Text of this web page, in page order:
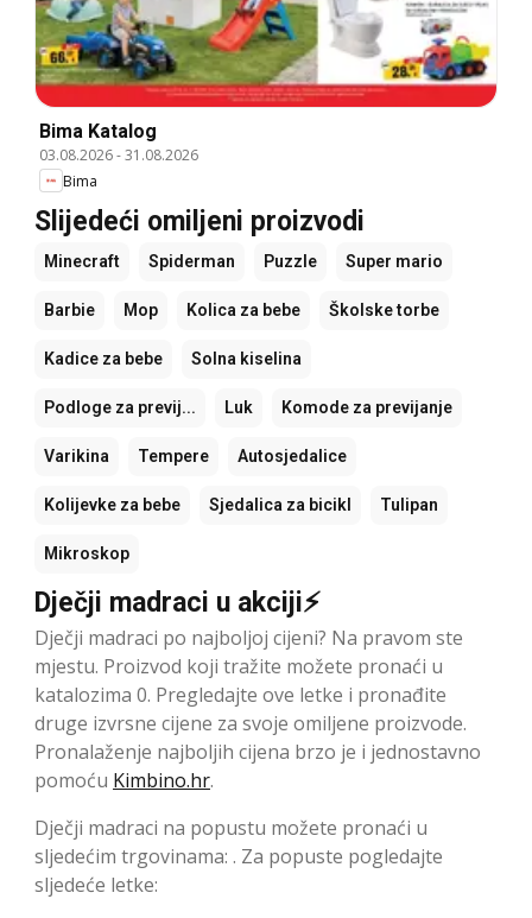
Bima Katalog
03.08.2026-31.08.2026
Bima
Slijedeći omiljeni proizvodi
Minecraft Spiderman Puzzle Super mario
Barbie Mop Kolica za bebe Školske torbe
Kadice za bebe Solna kiselina
Podloge za previj... Luk Komode za previjanje
Varikina Tempere Autosjedalice
Kolijevke za bebe Sjedalica za bicikl Tulipan
Mikroskop
Dječji madraci u akciji⚡
Dječji madraci po najboljoj cijeni? Na pravom ste
mjestu. Proizvod koji tražite možete pronaći u
katalozima 0. Pregledajte ove letke i pronađite
druge izvrsne cijene za svoje omiljene proizvode.
Pronalaženje najboljih cijena brzo je i jednostavno
pomoću Kimbino.hr.
Dječji madraci na popustu možete pronaći u
sljedećim trgovinama: . Za popuste pogledajte
sljedeće letke: